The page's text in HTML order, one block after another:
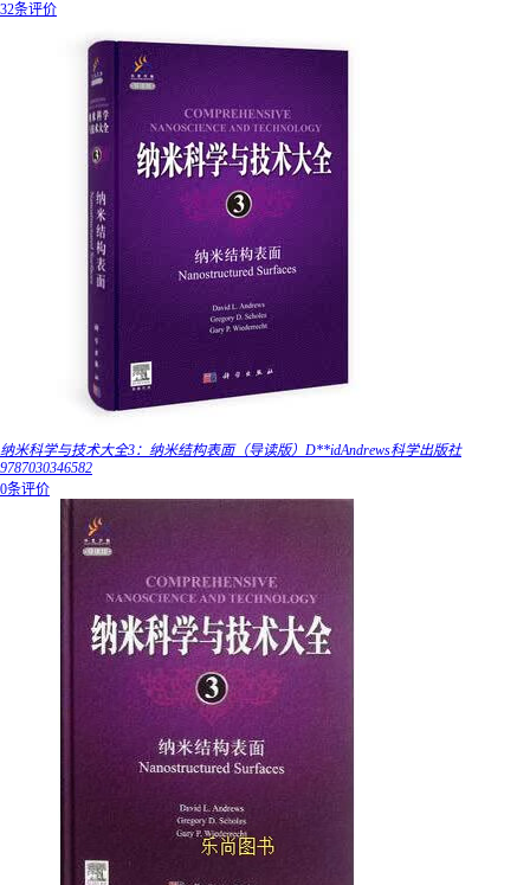
32条评价
纳米科学与技术大全3：纳米结构表面（导读版）D**idAndrews科学出版社
9787030346582
0条评价